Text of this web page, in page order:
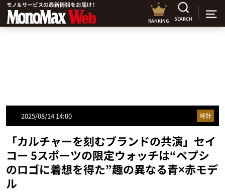
RANKING SEARCH
2025/08/14 14:00 時計
「カルチャーを刻むブランドの共演」セイ
コー 5スポーツの限定ウォッチは“ペプシ
のロゴに着想を得た”趣の異なる青×赤モデ
ル